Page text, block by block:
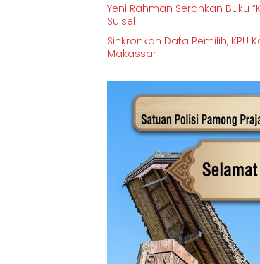
Yeni Rahman Serahkan Buku
Sulsel
Sinkronkan Data Pemilih, KPU
Makassar